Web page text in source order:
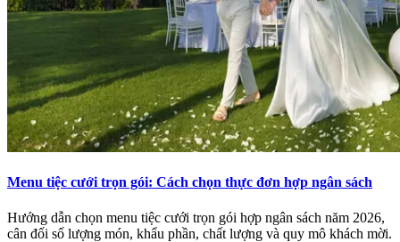
Menu tiệc cưới trọn gói: Cách chọn thực đơn hợp ngân sách
Hướng dẫn chọn menu tiệc cưới trọn gói hợp ngân sách năm 2026,
cân đối số lượng món, khẩu phần, chất lượng và quy mô khách mời.